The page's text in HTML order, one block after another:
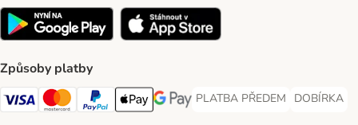
Způsoby platby
Visa Payment Method
Mastercard Payment Method
PayPal Payment Method
Apple pay Payment Method
GooglePay Payment Method
PLATBA PŘEDEM
PLATBA PŘEDEM Payment
DOBÍRKA
DOBÍRKA